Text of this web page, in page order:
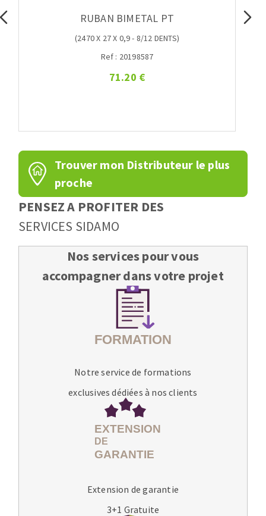
RUBAN BIMETAL PT
(2470 X 27 X 0,9 - 8/12 DENTS)
Ref : 20198587
71.20 €
Trouver mon Distributeur le plus
proche
PENSEZ A PROFITER DES
SERVICES SIDAMO
Nos services pour vous
accompagner dans votre projet
Notre service de formations
exclusives dédiées à nos clients
Extension de garantie
3+1 Gratuite